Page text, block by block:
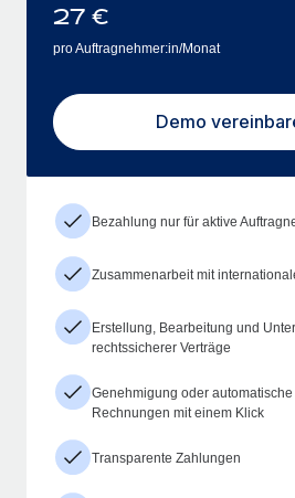
27 €
pro Auftragnehmer:in/Monat
Demo
Bezahlung nur für aktive
Zusammenarbeit mit
Erstellung, Bearbeitung und
rechtssicherer Verträge
Genehmigung oder
Rechnungen mit einem Klick
Transparente Zahlungen